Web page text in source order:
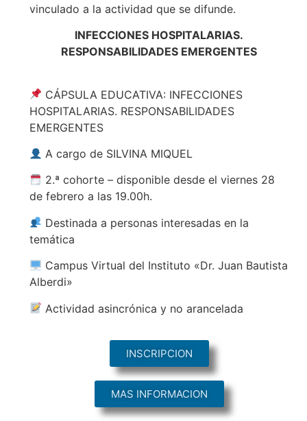
vinculado a la actividad que se difunde.
INFECCIONES HOSPITALARIAS.
RESPONSABILIDADES EMERGENTES
CÁPSULA EDUCATIVA: INFECCIONES
HOSPITALARIAS. RESPONSABILIDADES
EMERGENTES
A cargo de SILVINA MIQUEL
2.ª cohorte – disponible desde el viernes 28
de febrero a las 19.00h.
Destinada a personas interesadas en la
temática
Campus Virtual del Instituto «Dr. Juan Bautista
Alberdi»
Actividad asincrónica y no arancelada
INSCRIPCION
MAS INFORMACION